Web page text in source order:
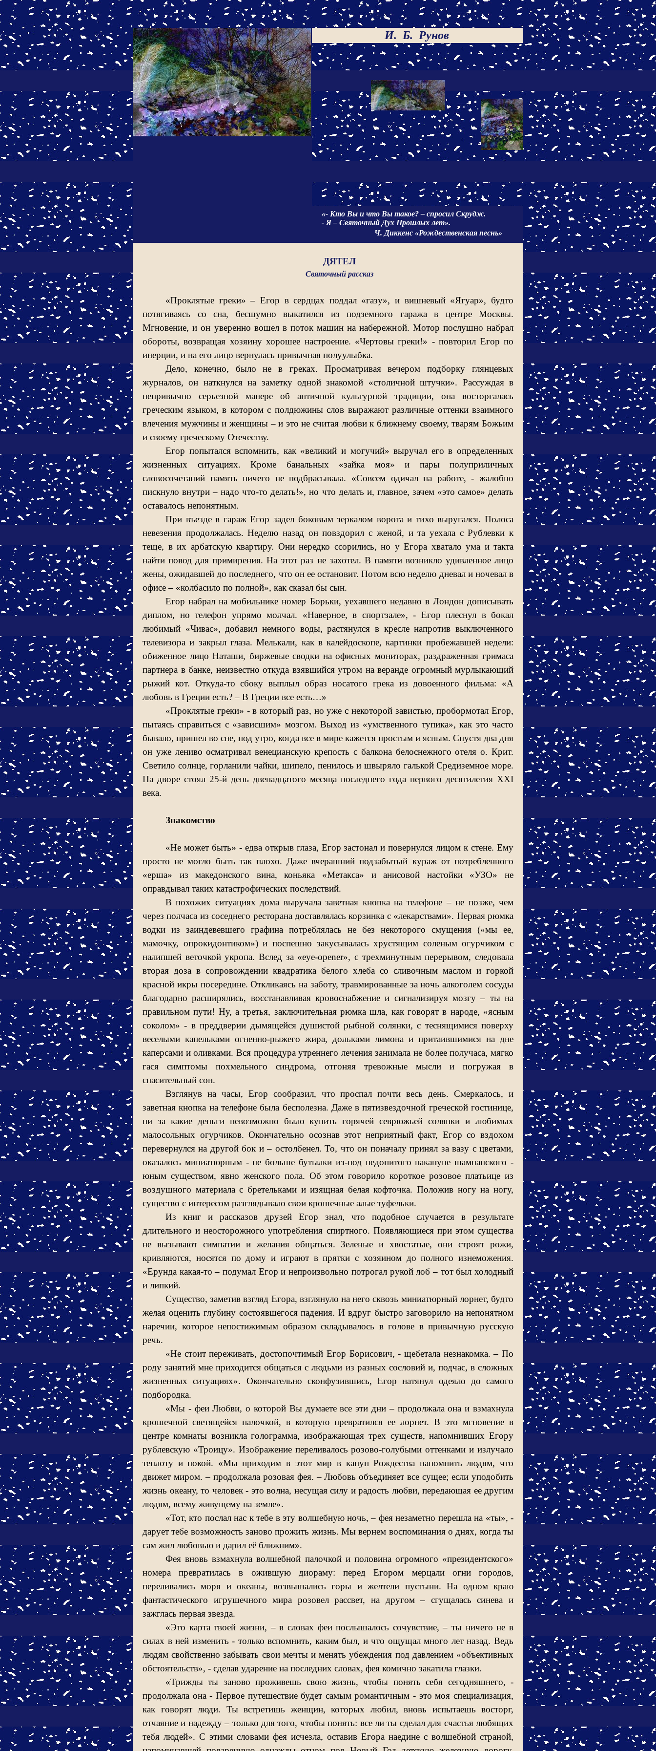
И. Б. Рунов
«- Кто Вы и что Вы такое? – спросил Скрудж.
- Я – Святочный Дух Прошлых лет».
Ч. Диккенс «Рождественская песнь»
ДЯТЕЛ
Святочный рассказ
«Проклятые греки» – Егор в сердцах поддал «газу», и вишневый «Ягуар», будто
потягиваясь со сна, бесшумно выкатился из подземного гаража в центре Москвы.
Мгновение, и он уверенно вошел в поток машин на набережной. Мотор послушно набрал
обороты, возвращая хозяину хорошее настроение. «Чертовы греки!» - повторил Егор по
инерции, и на его лицо вернулась привычная полуулыбка.
Дело, конечно, было не в греках. Просматривая вечером подборку глянцевых
журналов, он наткнулся на заметку одной знакомой «столичной штучки». Рассуждая в
непривычно серьезной манере об античной культурной традиции, она восторгалась
греческим языком, в котором с полдюжины слов выражают различные оттенки взаимного
влечения мужчины и женщины – и это не считая любви к ближнему своему, тварям Божьим
и своему греческому Отечеству.
Егор попытался вспомнить, как «великий и могучий» выручал его в определенных
жизненных ситуациях. Кроме банальных «зайка моя» и пары полуприличных
словосочетаний память ничего не подбрасывала. «Совсем одичал на работе, - жалобно
пискнуло внутри – надо что-то делать!», но что делать и, главное, зачем «это самое» делать
оставалось непонятным.
При въезде в гараж Егор задел боковым зеркалом ворота и тихо выругался. Полоса
невезения продолжалась. Неделю назад он повздорил с женой, и та уехала с Рублевки к
теще, в их арбатскую квартиру. Они нередко ссорились, но у Егора хватало ума и такта
найти повод для примирения. На этот раз не захотел. В памяти возникло удивленное лицо
жены, ожидавшей до последнего, что он ее остановит. Потом всю неделю дневал и ночевал в
офисе – «колбасило по полной», как сказал бы сын.
Егор набрал на мобильнике номер Борьки, уехавшего недавно в Лондон дописывать
диплом, но телефон упрямо молчал. «Наверное, в спортзале», - Егор плеснул в бокал
любимый «Чивас», добавил немного воды, растянулся в кресле напротив выключенного
телевизора и закрыл глаза. Мелькали, как в калейдоскопе, картинки пробежавшей недели:
обиженное лицо Наташи, биржевые сводки на офисных мониторах, раздраженная гримаса
партнера в банке, неизвестно откуда взявшийся утром на веранде огромный мурлыкающий
рыжий кот. Откуда-то сбоку выплыл образ носатого грека из довоенного фильма: «А
любовь в Греции есть? – В Греции все есть…»
«Проклятые греки» - в который раз, но уже с некоторой завистью, пробормотал Егор,
пытаясь справиться с «зависшим» мозгом. Выход из «умственного тупика», как это часто
бывало, пришел во сне, под утро, когда все в мире кажется простым и ясным. Спустя два дня
он уже лениво осматривал венецианскую крепость с балкона белоснежного отеля о. Крит.
Светило солнце, горланили чайки, шипело, пенилось и швыряло галькой Средиземное море.
На дворе стоял 25-й день двенадцатого месяца последнего года первого десятилетия XXI
века.
Знакомство
«Не может быть» - едва открыв глаза, Егор застонал и повернулся лицом к стене. Ему
просто не могло быть так плохо. Даже вчерашний подзабытый кураж от потребленного
«ерша» из македонского вина, коньяка «Метакса» и анисовой настойки «УЗО» не
оправдывал таких катастрофических последствий.
В похожих ситуациях дома выручала заветная кнопка на телефоне – не позже, чем
через полчаса из соседнего ресторана доставлялась корзинка с «лекарствами». Первая рюмка
водки из заиндевевшего графина потреблялась не без некоторого смущения («мы ее,
мамочку, опрокидонтиком») и поспешно закусывалась хрустящим соленым огурчиком с
налипшей веточкой укропа. Вслед за «eye-opener», с трехминутным перерывом, следовала
вторая доза в сопровождении квадратика белого хлеба со сливочным маслом и горкой
красной икры посередине. Откликаясь на заботу, травмированные за ночь алкоголем сосуды
благодарно расширялись, восстанавливая кровоснабжение и сигнализируя мозгу – ты на
правильном пути! Ну, а третья, заключительная рюмка шла, как говорят в народе, «ясным
соколом» - в преддверии дымящейся душистой рыбной солянки, с теснящимися поверху
веселыми капельками огненно-рыжего жира, дольками лимона и притаившимися на дне
каперсами и оливками. Вся процедура утреннего лечения занимала не более получаса, мягко
гася симптомы похмельного синдрома, отгоняя тревожные мысли и погружая в
спасительный сон.
Взглянув на часы, Егор сообразил, что проспал почти весь день. Смеркалось, и
заветная кнопка на телефоне была бесполезна. Даже в пятизвездочной греческой гостинице,
ни за какие деньги невозможно было купить горячей севрюжьей солянки и любимых
малосольных огурчиков. Окончательно осознав этот неприятный факт, Егор со вздохом
перевернулся на другой бок и – остолбенел. То, что он поначалу принял за вазу с цветами,
оказалось миниатюрным - не больше бутылки из-под недопитого накануне шампанского -
юным существом, явно женского пола. Об этом говорило короткое розовое платьице из
воздушного материала с бретельками и изящная белая кофточка. Положив ногу на ногу,
существо с интересом разглядывало свои крошечные алые туфельки.
Из книг и рассказов друзей Егор знал, что подобное случается в результате
длительного и неосторожного употребления спиртного. Появляющиеся при этом существа
не вызывают симпатии и желания общаться. Зеленые и хвостатые, они строят рожи,
кривляются, носятся по дому и играют в прятки с хозяином до полного изнеможения.
«Ерунда какая-то – подумал Егор и непроизвольно потрогал рукой лоб – тот был холодный
и липкий.
Существо, заметив взгляд Егора, взглянуло на него сквозь миниатюрный лорнет, будто
желая оценить глубину состоявшегося падения. И вдруг быстро заговорило на непонятном
наречии, которое непостижимым образом складывалось в голове в привычную русскую
речь.
«Не стоит переживать, достопочтимый Егор Борисович, - щебетала незнакомка. – По
роду занятий мне приходится общаться с людьми из разных сословий и, подчас, в сложных
жизненных ситуациях». Окончательно сконфузившись, Егор натянул одеяло до самого
подбородка.
«Мы - феи Любви, о которой Вы думаете все эти дни – продолжала она и взмахнула
крошечной светящейся палочкой, в которую превратился ее лорнет. В это мгновение в
центре комнаты возникла голограмма, изображающая трех существ, напомнивших Егору
рублевскую «Троицу». Изображение переливалось розово-голубыми оттенками и излучало
теплоту и покой. «Мы приходим в этот мир в канун Рождества напомнить людям, что
движет миром. – продолжала розовая фея. – Любовь объединяет все сущее; если уподобить
жизнь океану, то человек - это волна, несущая силу и радость любви, передающая ее другим
людям, всему живущему на земле».
«Тот, кто послал нас к тебе в эту волшебную ночь, – фея незаметно перешла на «ты», -
дарует тебе возможность заново прожить жизнь. Мы вернем воспоминания о днях, когда ты
сам жил любовью и дарил её ближним».
Фея вновь взмахнула волшебной палочкой и половина огромного «президентского»
номера превратилась в ожившую диораму: перед Егором мерцали огни городов,
переливались моря и океаны, возвышались горы и желтели пустыни. На одном краю
фантастического игрушечного мира розовел рассвет, на другом – сгущалась синева и
зажглась первая звезда.
«Это карта твоей жизни, – в словах феи послышалось сочувствие, – ты ничего не в
силах в ней изменить - только вспомнить, каким был, и что ощущал много лет назад. Ведь
людям свойственно забывать свои мечты и менять убеждения под давлением «объективных
обстоятельств», - сделав ударение на последних словах, фея комично закатила глазки.
«Трижды ты заново проживешь свою жизнь, чтобы понять себя сегодняшнего, -
продолжала она - Первое путешествие будет самым романтичным - это моя специализация,
как говорят люди. Ты встретишь женщин, которых любил, вновь испытаешь восторг,
отчаяние и надежду – только для того, чтобы понять: все ли ты сделал для счастья любящих
тебя людей». С этими словами фея исчезла, оставив Егора наедине с волшебной страной,